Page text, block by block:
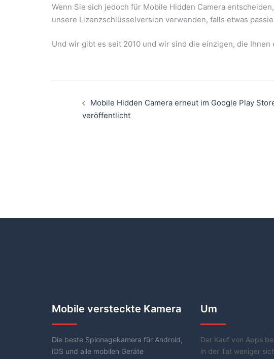
Wenn Sie sich jedoch für Mobile Hidden Camera
unsere Lizenzschlüsselversion verwenden, falls etwas
Und wir gibt es seit 2010 und wir sind die einzigen, die
Mobile Hidden Camera erneut im Google Play
veröffentlicht
Mobile versteckte Kamera
Die beste Spionagekamera für Android,
iOS und alle mobilen Geräte
Um
Der Kauf von Apps
in der Tat weniger